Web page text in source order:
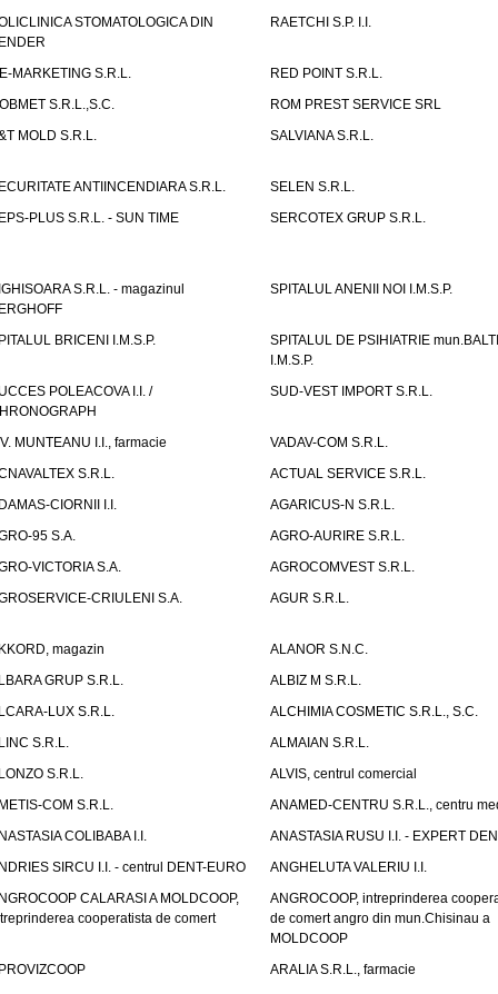
STOMATOLOGICA DIN
RAETCHI S.P. I.I.
MARKETING S.R.L.
RED POINT S.R.L.
S.R.L.,S.C.
ROM PREST SERVICE SRL
MOLD S.R.L.
SALVIANA S.R.L.
ANTIINCENDIARA S.R.L.
SELEN S.R.L.
PLUS S.R.L. - SUN TIME
SERCOTEX GRUP S.R.L.
S.R.L. - magazinul
SPITALUL ANENII NOI I.M.S.P.
BRICENI I.M.S.P.
SPITALUL DE PSIHIATRIE mun.BALTI
I.M.S.P.
POLEACOVA I.I. /
SUD-VEST IMPORT S.R.L.
MUNTEANU I.I., farmacie
VADAV-COM S.R.L.
S.R.L.
ACTUAL SERVICE S.R.L.
CIORNII I.I.
AGARICUS-N S.R.L.
95 S.A.
AGRO-AURIRE S.R.L.
VICTORIA S.A.
AGROCOMVEST S.R.L.
CRIULENI S.A.
AGUR S.R.L.
magazin
ALANOR S.N.C.
GRUP S.R.L.
ALBIZ M S.R.L.
LUX S.R.L.
ALCHIMIA COSMETIC S.R.L., S.C.
S.R.L.
ALMAIAN S.R.L.
S.R.L.
ALVIS, centrul comercial
COM S.R.L.
ANAMED-CENTRU S.R.L., centru
COLIBABA I.I.
ANASTASIA RUSU I.I. - EXPERT
SIRCU I.I. - centrul DENT-EURO
ANGHELUTA VALERIU I.I.
CALARASI A MOLDCOOP,
cooperatista de comert
ANGROCOOP, intreprinderea
de comert angro din mun.Chisinau a
MOLDCOOP
ARALIA S.R.L., farmacie